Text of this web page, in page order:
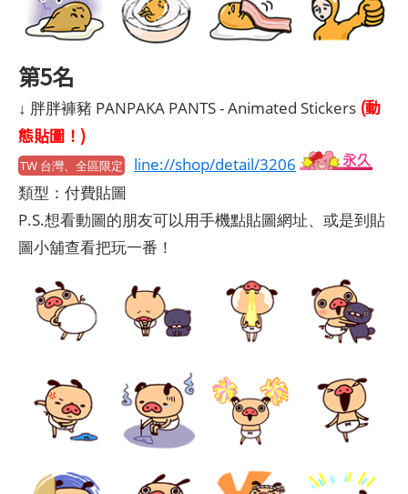
第5名
↓ 胖胖褲豬 PANPAKA PANTS - Animated Stickers (動
態貼圖！)
TW 台灣、全區限定
line://shop/detail/3206
類型：付費貼圖
P.S.想看動圖的朋友可以用手機點貼圖網址、或是到貼
圖小舖查看把玩一番！